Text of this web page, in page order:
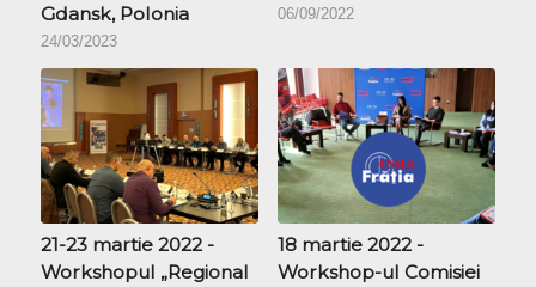
Gdansk, Polonia
24/03/2023
06/09/2022
21-23 martie 2022 -
Workshopul „Regional
18 martie 2022 -
Workshop-ul Comisiei